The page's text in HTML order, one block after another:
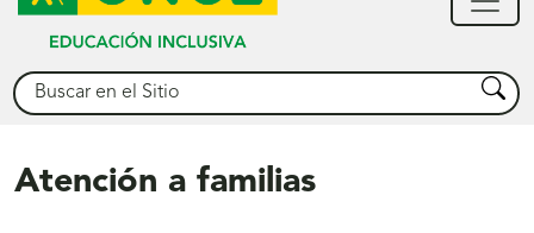
Buscar Buscar
Atención a familias